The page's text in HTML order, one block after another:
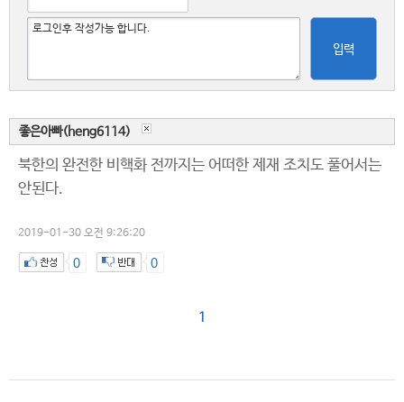
입력
좋은아빠(heng6114)
북한의 완전한 비핵화 전까지는 어떠한 제재 조치도 풀어서는
안된다.
2019-01-30 오전 9:26:20
0 0
1